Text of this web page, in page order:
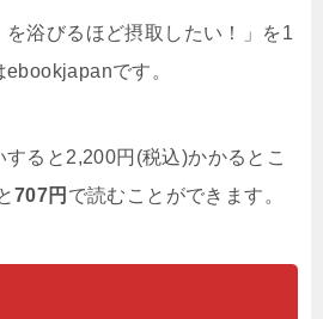
を浴びるほど摂取したい！」を1
です。
ると2,200円(税込)かかるとこ
707円 で読むことができます。